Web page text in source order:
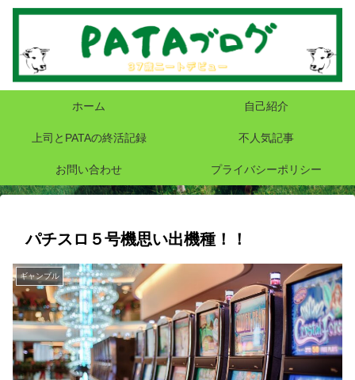
ホーム 自己紹介
上司とPATAの終活記録 不人気記事
お問い合わせ プライバシーポリシー
パチスロ５号機思い出機種！！
ギャンブル